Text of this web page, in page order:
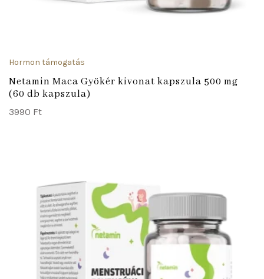
Hormon támogatás
Netamin Maca Gyökér kivonat kapszula 500 mg
(60 db kapszula)
3990 Ft